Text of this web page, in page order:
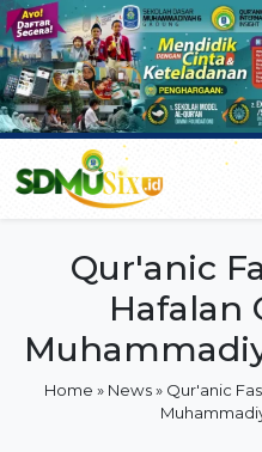
Skip
to
content
Qur'anic
Hafalan
Home » News» Qur'anic